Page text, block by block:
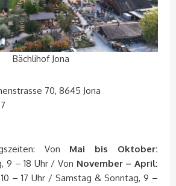
Bächlihof Jona
70, 8645 Jona
Von Mai bis Oktober:
9 – 18 Uhr / Von November – April:
– 17 Uhr / Samstag & Sonntag, 9 –